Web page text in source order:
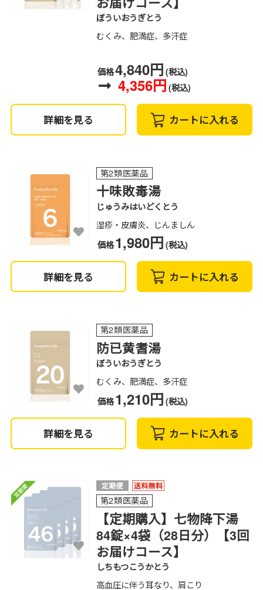
ぼういおうぎとう
むくみ、肥満症、多汗症
価格4,840円 (税込)
4,356円 (税込)
詳細を見る カートに入れる
第2類医薬品
十味敗毒湯
じゅうみはいどくとう
湿疹・皮膚炎、じんましん
価格1,980円 (税込)
詳細を見る カートに入れる
第2類医薬品
防已黄耆湯
ぼういおうぎとう
むくみ、肥満症、多汗症
価格1,210円 (税込)
詳細を見る カートに入れる
第2類医薬品
【定期購入】七物降下湯
84錠×4袋（28日分）【3回
お届けコース】
しちもつこうかとう
高血圧に伴う耳なり、肩こり